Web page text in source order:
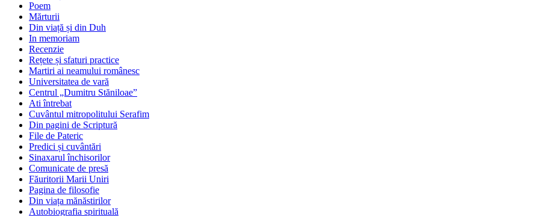
Poem
Mărturii
Din viață și din Duh
In memoriam
Recenzie
Rețete și sfaturi practice
Martiri ai neamului românesc
Universitatea de vară
Centrul „Dumitru Stăniloae”
Ati întrebat
Cuvântul mitropolitului Serafim
Din pagini de Scriptură
File de Pateric
Predici și cuvântări
Sinaxarul închisorilor
Comunicate de presă
Făuritorii Marii Uniri
Pagina de filosofie
Din viața mănăstirilor
Autobiografia spirituală